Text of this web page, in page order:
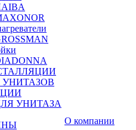
УНИТАЗОВ
УНИТАЗА
О компании